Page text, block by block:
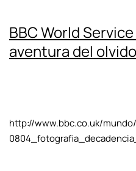
BBC World
aventura del olvido
http://www.bbc.co.uk/